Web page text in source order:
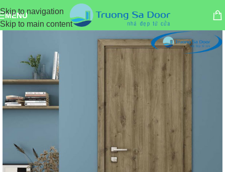
Skip to navigation
Skip to main content
MENU